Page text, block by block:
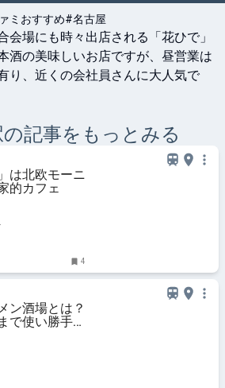
ミおすすめ#名古屋
会場にも時々出店される「花ひで」
酒の美味しいお店ですが、昼営業は
り、近くの会社員さんに大人気で
の記事をもっとみる
は北欧モーニ
的カフェ
4
ン酒場とは？
で使い勝手◎